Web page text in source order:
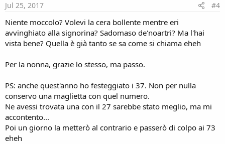
Jul 25, 2017 #4
Niente moccolo? Volevi la cera bollente mentre eri
avvinghiato alla signorina? Sadomaso de'noartri? Ma l'hai
vista bene? Quella è già tanto se sa come si chiama eheh
Per la nonna, grazie lo stesso, ma passo.
PS: anche quest'anno ho festeggiato i 37. Non per nulla
conservo una maglietta con quel numero.
Ne avessi trovata una con il 27 sarebbe stato meglio, ma mi
accontento...
Poi un giorno la metterò al contrario e passerò di colpo ai 73
eheh